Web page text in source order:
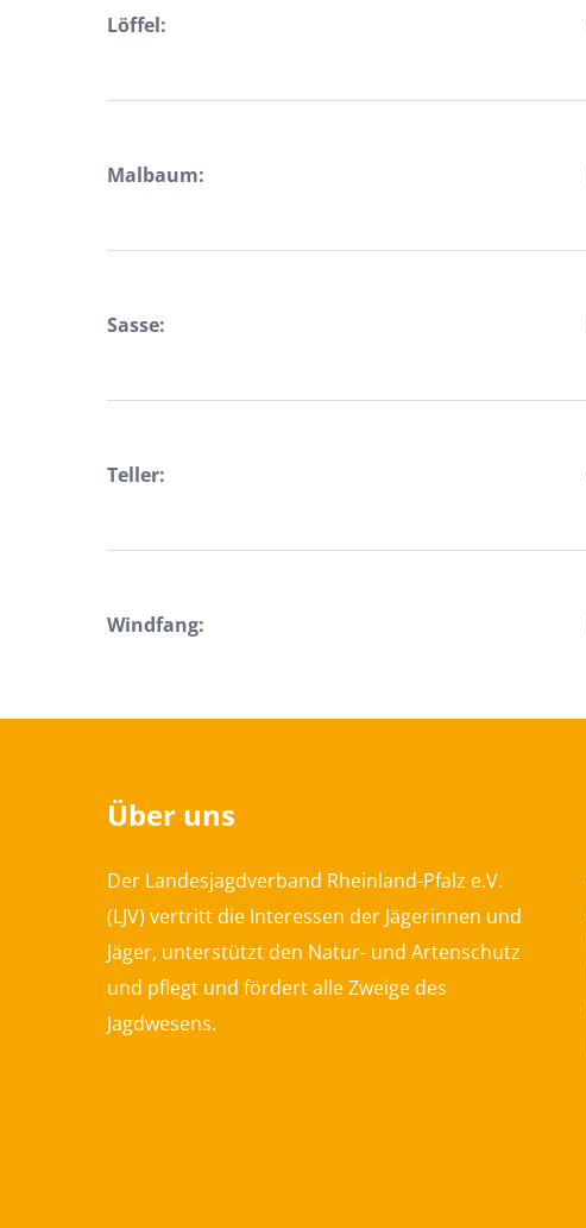
Löffel:
Malbaum:
Sasse:
Teller:
Windfang:
Über uns
Der Landesjagdverband Rheinland-Pfalz e.V.
(LJV) vertritt die Interessen der Jägerinnen und
Jäger, unterstützt den Natur- und Artenschutz
und pflegt und fördert alle Zweige des
Jagdwesens.